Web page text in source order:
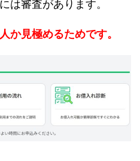
は審査があります。
か見極めるためです。